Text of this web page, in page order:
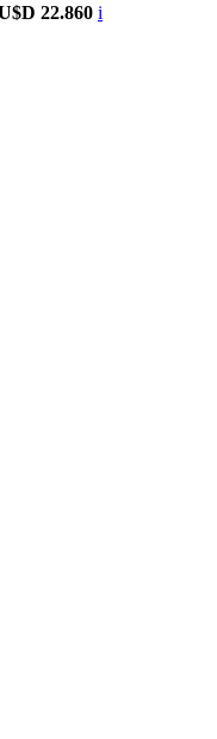
22.860 i